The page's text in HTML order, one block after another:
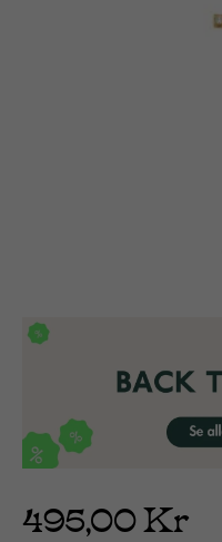
495,00 Kr